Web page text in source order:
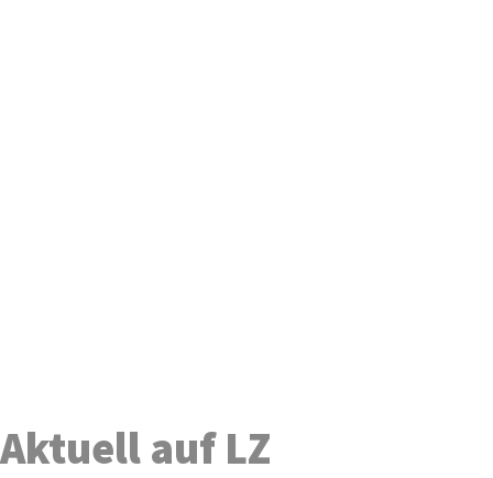
Aktuell auf LZ